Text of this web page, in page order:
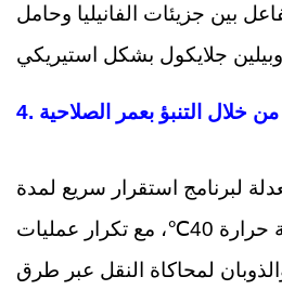
بين جزيئات الفانيليا وحامل
4. خلال التنبؤ بعمر الصلاحية
لبرنامج استقرار سريع لمدة
90 يومًا عند درجة حرارة 40℃، مع تكرار عمليات
لمحاكاة النقل عبر طرق